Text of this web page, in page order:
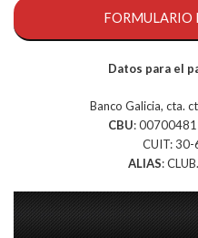
FORMULARIO
Datos para el
Banco Galicia, cta.
CBU:
CUIT:
ALIAS: